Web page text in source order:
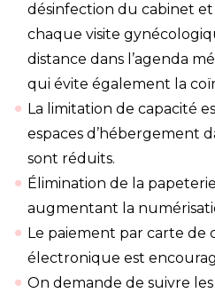
désinfection du cabinet
chaque visite
distance dans l’agenda
qui évite également la
La limitation de capacité
espaces d’hébergement
sont réduits.
Élimination de la
augmentant la
Le paiement par carte
électronique est
On demande de suivre